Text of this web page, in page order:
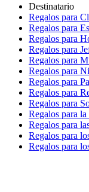
Destinatario
Regalos para
Regalos para
Regalos para
Regalos para
Regalos para
Regalos para
Regalos para
Regalos para
Regalos para
Regalos para
Regalos para
Regalos para
Regalos para